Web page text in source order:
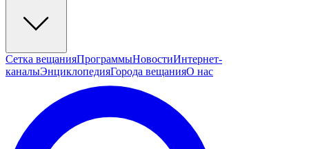
Сетка вещанияПрограммыНовостиИнтернет-
каналыЭнциклопедияГорода вещанияО нас